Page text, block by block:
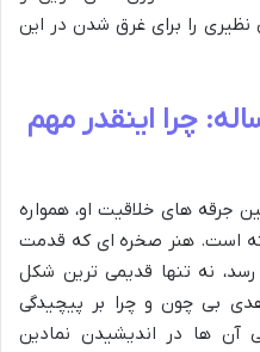
را برای غرق شدن در این
صخره ای ۴۰,۰۰۰ ساله: چرا اینقدر مهم
جرقه های خلاقیت او، همواره
است. هنر صخره ای که قدمت
نه تنها قدیمی ترین شکل
بی چون و چرا بر پیچیدگی
آن ها در اندیشیدن نمادین